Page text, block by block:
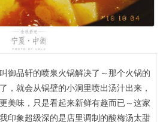
御品轩的喷泉火锅解决了～那个火锅的
，就会从锅壁的小洞里喷出汤汁出来，
美味，只是看起来新鲜有趣而已～这家
印象超级深的是店里调制的酸梅汤太甜